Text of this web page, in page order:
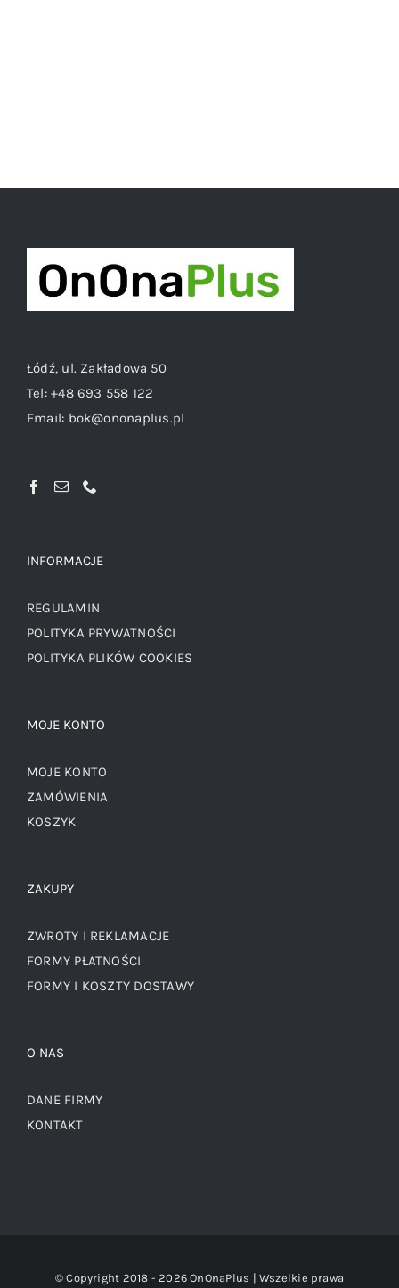
Łódź, ul. Zakładowa 50
Tel:+48 693 558 122
Email: bok@ononaplus.pl
INFORMACJE
REGULAMIN
POLITYKA PRYWATNOŚCI
POLITYKA PLIKÓW COOKIES
MOJE KONTO
MOJE KONTO
ZAMÓWIENIA
KOSZYK
ZAKUPY
ZWROTY I REKLAMACJE
FORMY PŁATNOŚCI
FORMY I KOSZTY DOSTAWY
O NAS
DANE FIRMY
KONTAKT
© Copyright 2018 -2026 OnOnaPlus | Wszelkie prawa